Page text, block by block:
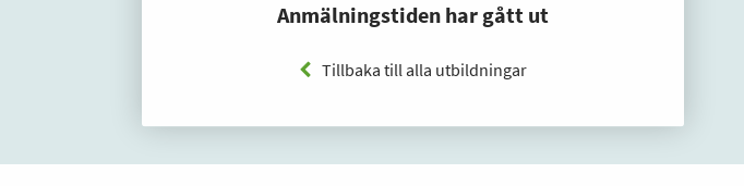
Anmälningstiden har gått ut
Tillbaka till alla utbildningar